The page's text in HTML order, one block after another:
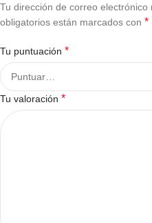
Tu dirección de correo electrónico
obligatorios están marcados con *
Tu puntuación *
Tu valoración *